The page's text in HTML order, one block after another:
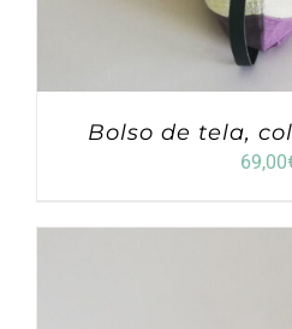
Bolso de tela,
69,00